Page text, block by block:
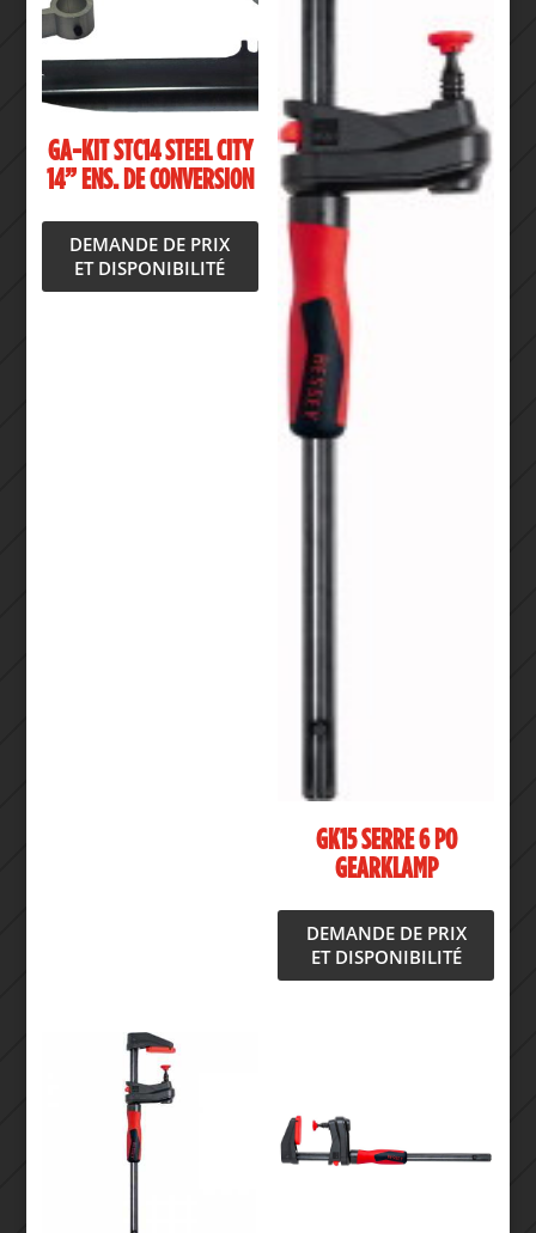
GA-KIT STC14 STEEL CITY
14” ENS. DE CONVERSION
DEMANDE DE PRIX
ET DISPONIBILITÉ
GK15 SERRE 6 PO
GEARKLAMP
DEMANDE DE PRIX
ET DISPONIBILITÉ